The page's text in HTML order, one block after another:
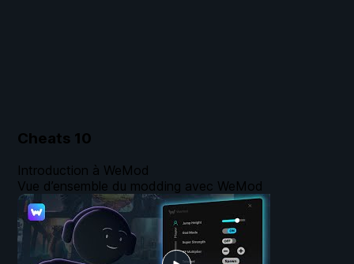
Cheats 10
Introduction à WeMod
Vue d’ensemble du modding avec WeMod